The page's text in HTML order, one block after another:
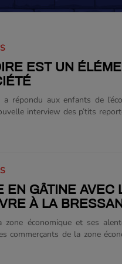
EST UN
a répondu aux enfants de
interview des p’tits
ont proposé de travailler au
par le patronage......
EN GÂTINE AVEC
À LA
zone économique et ses
commerçants de la zone